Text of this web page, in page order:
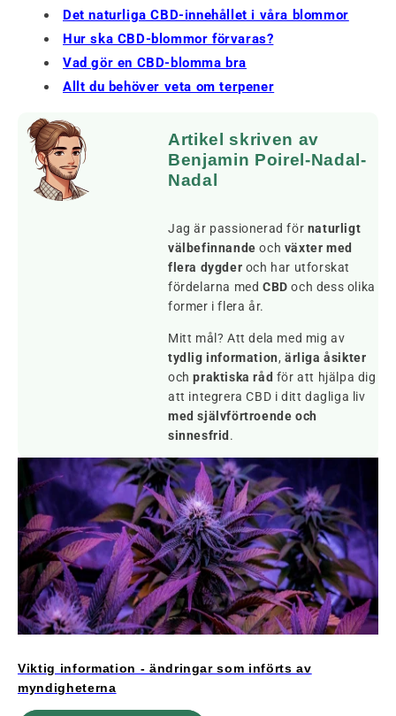
Det naturliga CBD-innehållet i våra blommor
Hur ska CBD-blommor förvaras?
Vad gör en CBD-blomma bra
Allt du behöver veta om terpener
Artikel skriven av
Benjamin Poirel-Nadal-
Nadal
Jag är passionerad för naturligt
välbefinnande och växter med
flera dygder och har utforskat
fördelarna med CBD och dess olika
former i flera år.
Mitt mål? Att dela med mig av
tydlig information,ärliga åsikter
ochpraktiska råd för att hjälpa dig
att integrera CBD i ditt dagliga liv
med självförtroende och
sinnesfrid .
Viktig information - ändringar som införts av
myndigheterna